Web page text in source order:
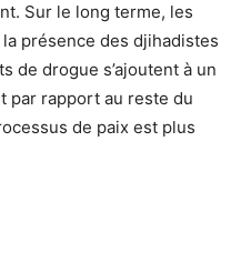
Sur le long terme, les
présence des djihadistes
de drogue s’ajoutent à un
par rapport au reste du
de paix est plus